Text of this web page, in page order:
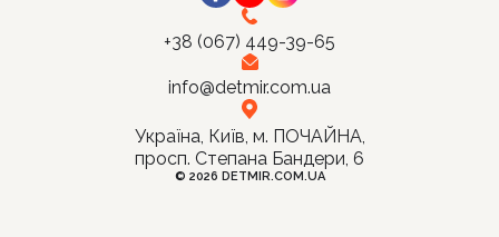
+38 (067) 449-39-65
info@detmir.com.ua
Україна, Київ, м. ПОЧАЙНА,
просп. Степана Бандери, 6
© 2026 DETMIR.COM.UA